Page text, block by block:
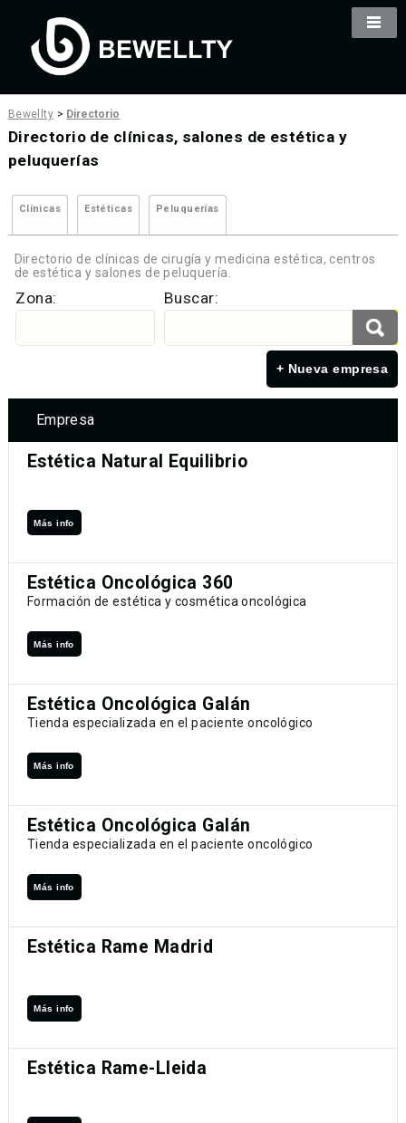
Bewellty > Directorio
Directorio de clínicas, salones de estética y
peluquerías
Clínicas Estéticas Peluquerías
Directorio de clínicas de cirugía y medicina estética, centros
de estética y salones de peluquería.
Zona: Buscar:
+ Nueva empresa
Empresa
Estética Natural Equilibrio
Más info
Estética Oncológica 360
Formación de estética y cosmética oncológica
Más info
Estética Oncológica Galán
Tienda especializada en el paciente oncológico
Más info
Estética Oncológica Galán
Tienda especializada en el paciente oncológico
Más info
Estética Rame Madrid
Más info
Estética Rame-Lleida